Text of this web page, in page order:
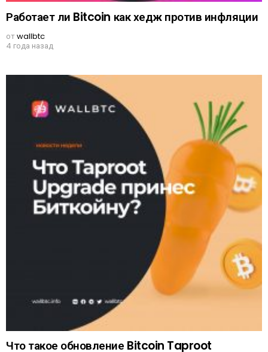
Работает ли Bitcoin как хедж против инфляции
отwallbtc
4 года назад
Что такое обновление Bitcoin Taproot